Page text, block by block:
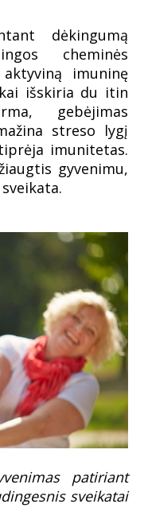
dėkingumą
cheminės
imuninę
išskiria du itin
gebėjimas
streso lygį
imunitetas.
gyvenimu,
patiriant
sveikatai